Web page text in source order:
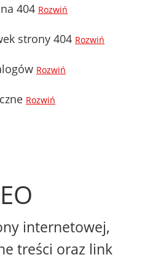
404 Rozwiń
strony 404 Rozwiń
Rozwiń
Rozwiń
internetowej,
treści oraz link